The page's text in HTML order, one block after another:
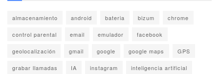
almacenamiento android bateria bizum chrome
control parental email emulador facebook
geolocalización gmail google google maps GPS
grabar llamadas IA instagram inteligencia artificial